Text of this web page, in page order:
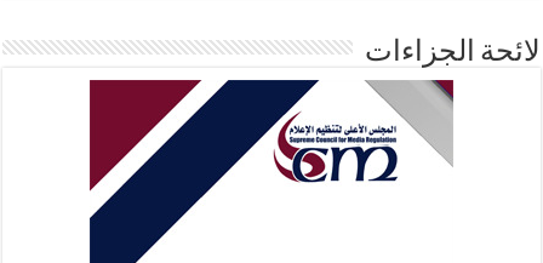
لائحة الجزاءات